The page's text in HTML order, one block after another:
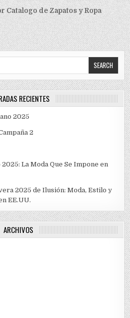
Catalogo de Zapatos y Ropa
RECIENTES
2025
2
La Moda Que Se Impone en
2025 de Ilusión: Moda, Estilo y
EE.UU.
ARCHIVOS